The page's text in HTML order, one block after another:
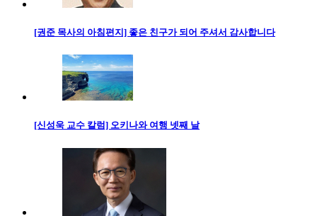
[권준 목사의 아침편지] 좋은 친구가 되어 주셔서 감사합니다
[신성욱 교수 칼럼] 오키나와 여행 넷째 날